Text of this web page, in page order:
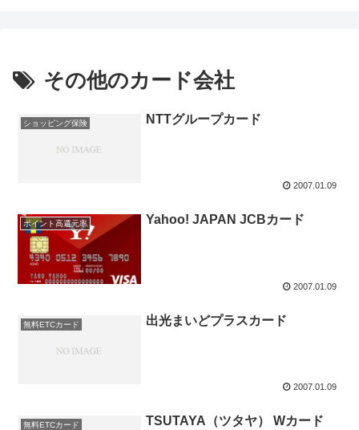
その他のカード会社
ショッピング保険 NTTグループカード
2007.01.09
ポイント高還元率 Yahoo! JAPAN JCBカード
2007.01.09
無料ETCカード 出光まいどプラスカード
2007.01.09
無料ETCカード TSUTAYA（ツタヤ） Wカード